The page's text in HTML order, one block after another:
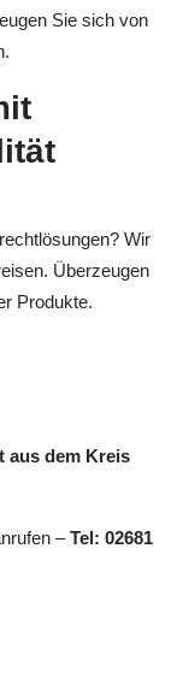
Sie sich von
Wir
Überzeugen
Produkte.
aus dem Kreis
–Tel: 02681